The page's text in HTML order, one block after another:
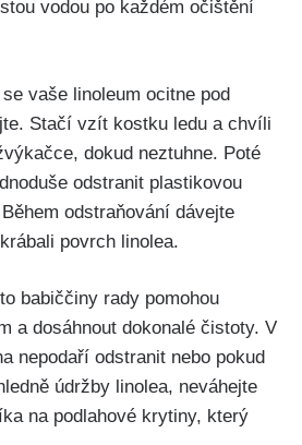
vodou po každém očištění
⁣vaše linoleum‍ ocitne pod
Stačí vzít kostku ledu a chvíli
dokud neztuhne. Poté
‌odstranit plastikovou⁢
odstraňování dávejte
povrch linolea.
babiččiny rady pomohou
a dosáhnout dokonalé⁣ čistoty. V
nepodaří odstranit ​nebo pokud
údržby linolea, neváhejte
na podlahové krytiny, který